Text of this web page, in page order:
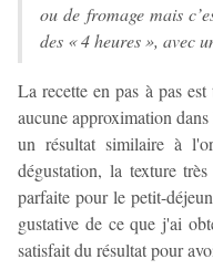
ou de fromage mais
des « 4 heures », avec
La recette en pas à pas
aucune approximation
un résultat similaire à
dégustation, la texture
parfaite pour le petit-
gustative de ce que j'ai
satisfait du résultat pour